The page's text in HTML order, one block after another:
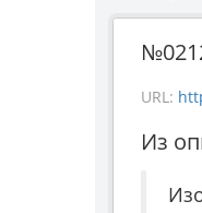
URL:
Из